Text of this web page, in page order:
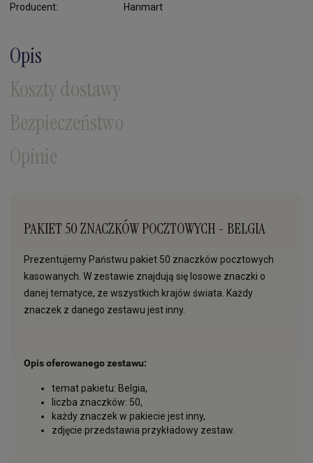
Producent: Hanmart
Opis
Koszty dostawy
Bezpieczeństwo
Opinie
PAKIET 50 ZNACZKÓW POCZTOWYCH - BELGIA
Prezentujemy Państwu pakiet 50 znaczków pocztowych
kasowanych. W zestawie znajdują się losowe znaczki o
danej tematyce, ze wszystkich krajów świata. Każdy
znaczek z danego zestawu jest inny.
Opis oferowanego zestawu:
temat pakietu: Belgia,
liczba znaczków: 50,
każdy znaczek w pakiecie jest inny,
zdjęcie przedstawia przykładowy zestaw.